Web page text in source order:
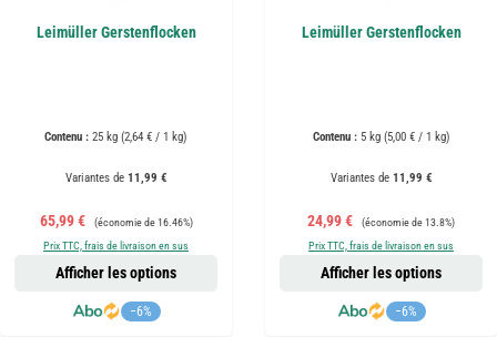
Leimüller Gerstenflocken
Contenu : 25 kg (2,64 € / 1 kg)
Variantes de11,99 €
Prix de vente :
65,99 € Prix régulier :
(économie de 16.46%)
Prix TTC, frais de livraison en sus
−6%
Afficher les options
Leimüller Gerstenflocken
Contenu : 5 kg (5,00 € / 1 kg)
Variantes de11,99 €
Prix de vente :
24,99 € Prix régulier :
(économie de 13.8%)
Prix TTC, frais de livraison en sus
−6%
Afficher les options